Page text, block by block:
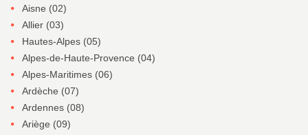
Aisne (02)
Allier (03)
Hautes-Alpes (05)
Alpes-de-Haute-Provence (04)
Alpes-Maritimes (06)
Ardèche (07)
Ardennes (08)
Ariège (09)